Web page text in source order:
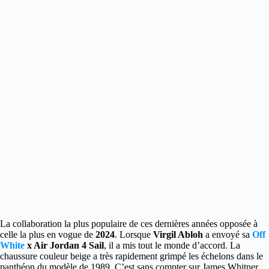
La collaboration la plus populaire de ces dernières années opposée à
celle la plus en vogue de 2024. Lorsque Virgil Abloh a envoyé sa Off
White x Air Jordan 4 Sail, il a mis tout le monde d’accord. La
chaussure couleur beige a très rapidement grimpé les échelons dans le